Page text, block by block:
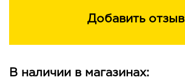
Добавить отзыв
В наличии в магазинах: